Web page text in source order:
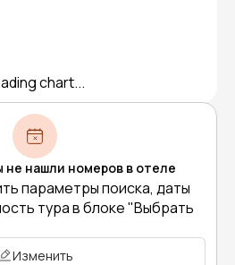
chart...
нашли номеров в отеле
параметры поиска, даты
тура в блоке "Выбрать
Изменить